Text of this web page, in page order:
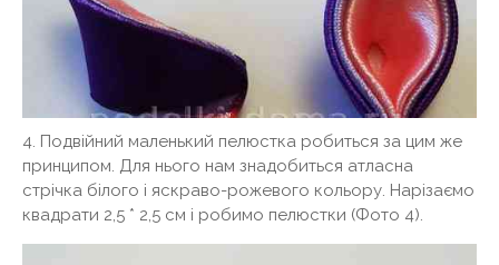
4. Подвійний маленький пелюстка робиться за цим же
принципом. Для нього нам знадобиться атласна
стрічка білого і яскраво-рожевого кольору. Нарізаємо
квадрати 2,5 * 2,5 см і робимо пелюстки (Фото 4).